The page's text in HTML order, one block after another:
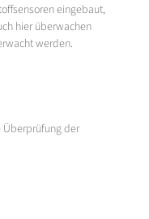
eingebaut,
hier überwachen
werden.
Überprüfung der